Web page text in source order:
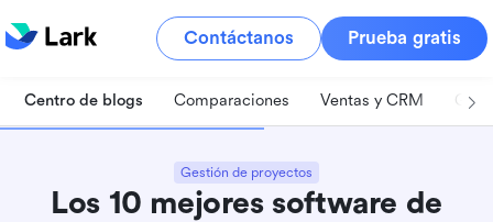
Contáctanos Prueba gratis
Centro de blogs Comparaciones Ventas y CRM
Gestión de proyectos
Los 10 mejores software de